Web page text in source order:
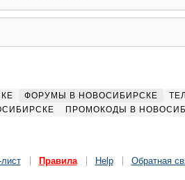
ФОРУМЫ В НОВОСИБИРСКЕ
ПРОМОКОДЫ В
Правила Help Обратная